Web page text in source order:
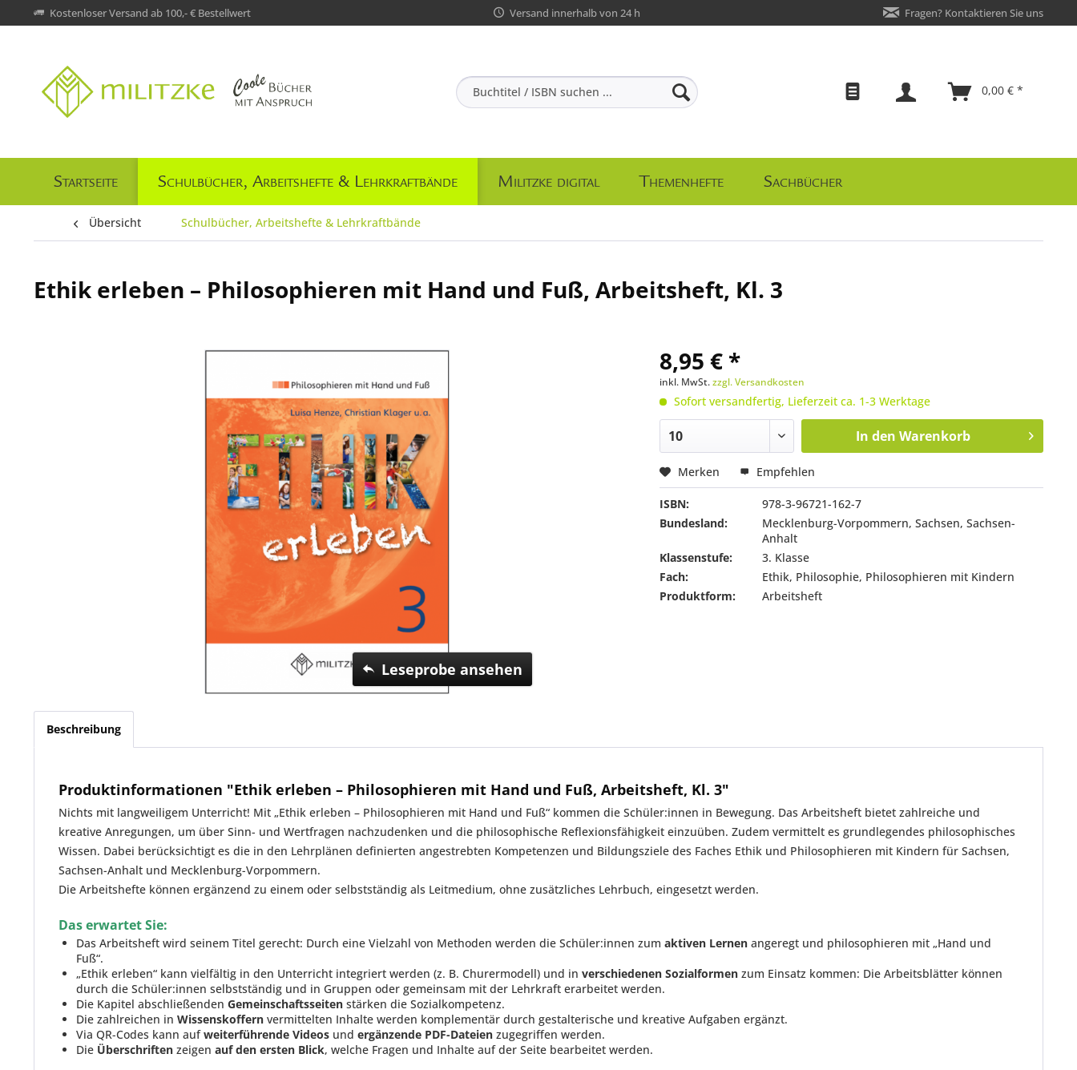
Kostenloser Versand ab 100,- € Bestellwert Versand innerhalb von 24 h Fragen? Kontaktieren Sie uns
0,00 € *
Startseite Schulbücher, Arbeitshefte & Lehrkraftbände Militzke digital Themenhefte Sachbücher
Übersicht Schulbücher, Arbeitshefte & Lehrkraftbände
Ethik erleben – Philosophieren mit Hand und Fuß, Arbeitsheft, Kl. 3
Leseprobe ansehen
8,95 € *
inkl. MwSt.zzgl. Versandkosten
Sofort versandfertig, Lieferzeit ca. 1-3 Werktage
In den Warenkorb
Merken Empfehlen
ISBN:
978-3-96721-162-7
Bundesland:
Mecklenburg-Vorpommern, Sachsen, Sachsen-
Anhalt
Klassenstufe:
3. Klasse
Fach:
Ethik, Philosophie, Philosophieren mit Kindern
Produktform:
Arbeitsheft
Beschreibung
Produktinformationen "Ethik erleben – Philosophieren mit Hand und Fuß, Arbeitsheft, Kl. 3"
Nichts mit langweiligem Unterricht! Mit „Ethik erleben – Philosophieren mit Hand und Fuß“ kommen die Schüler:innen in Bewegung. Das Arbeitsheft bietet zahlreiche und
kreative Anregungen, um über Sinn- und Wertfragen nachzudenken und die philosophische Reflexionsfähigkeit einzuüben. Zudem vermittelt es grundlegendes philosophisches
Wissen. Dabei berücksichtigt es die in den Lehrplänen definierten angestrebten Kompetenzen und Bildungsziele des Faches Ethik und Philosophieren mit Kindern für Sachsen,
Sachsen-Anhalt und Mecklenburg-Vorpommern.
Die Arbeitshefte können ergänzend zu einem oder selbstständig als Leitmedium, ohne zusätzliches Lehrbuch, eingesetzt werden.
Das erwartet Sie:
Das Arbeitsheft wird seinem Titel gerecht: Durch eine Vielzahl von Methoden werden die Schüler:innen zum aktiven Lernen angeregt und philosophieren mit „Hand und
Fuß“.
„Ethik erleben“ kann vielfältig in den Unterricht integriert werden (z. B. Churermodell) und in verschiedenen Sozialformen zum Einsatz kommen: Die Arbeitsblätter können
durch die Schüler:innen selbstständig und in Gruppen oder gemeinsam mit der Lehrkraft erarbeitet werden.
Die Kapitel abschließenden Gemeinschaftsseiten stärken die Sozialkompetenz.
Die zahlreichen in Wissenskoffern vermittelten Inhalte werden komplementär durch gestalterische und kreative Aufgaben ergänzt.
Via QR-Codes kann aufweiterführende Videos und ergänzende PDF-Dateien zugegriffen werden.
Die Überschriften zeigen auf den ersten Blick, welche Fragen und Inhalte auf der Seite bearbeitet werden.